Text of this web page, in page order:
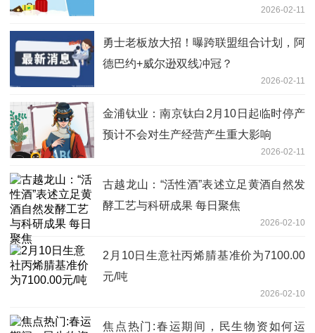
2026-02-11
勇士老板放大招！曝跨联盟组合计划，阿
德巴约+威尔逊双线冲冠？
2026-02-11
金浦钛业：南京钛白2月10日起临时停产
预计不会对生产经营产生重大影响
2026-02-11
古越龙山：“活性酒”表述立足黄酒自然发
酵工艺与科研成果 每日聚焦
2026-02-10
2月10日生意社丙烯腈基准价为7100.00
元/吨
2026-02-10
焦点热门:春运期间，民生物资如何运